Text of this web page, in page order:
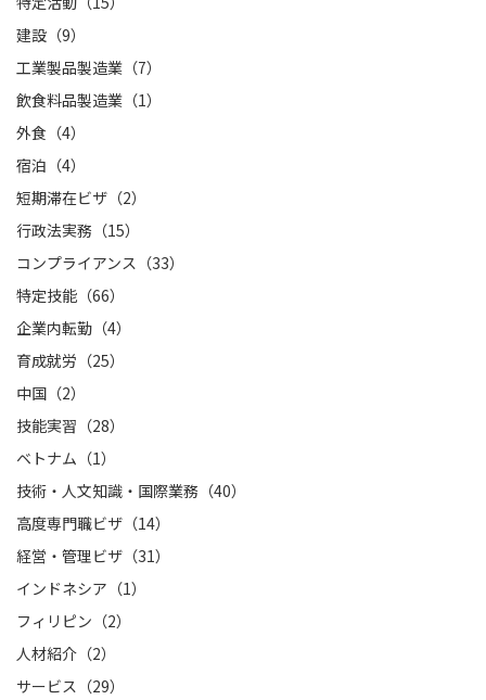
建設（9）
工業製品製造業（7）
飲食料品製造業（1）
外食（4）
宿泊（4）
短期滞在ビザ（2）
行政法実務（15）
コンプライアンス（33）
特定技能（66）
企業内転勤（4）
育成就労（25）
中国（2）
技能実習（28）
ベトナム（1）
技術・人文知識・国際業務（40）
高度専門職ビザ（14）
経営・管理ビザ（31）
インドネシア（1）
フィリピン（2）
人材紹介（2）
サービス（29）